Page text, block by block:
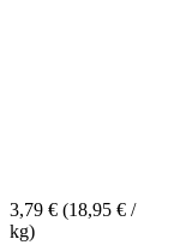
3,79 € (18,95 € /
kg)